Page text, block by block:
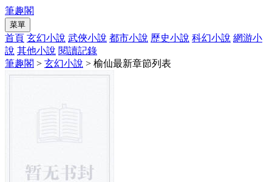
筆趣閣
菜單
首頁 玄幻小說 武俠小說 都市小說 歷史小說 科幻小說 網游小
說 其他小說 閱讀記錄
筆趣閣 > 玄幻小說 > 榆仙最新章節列表